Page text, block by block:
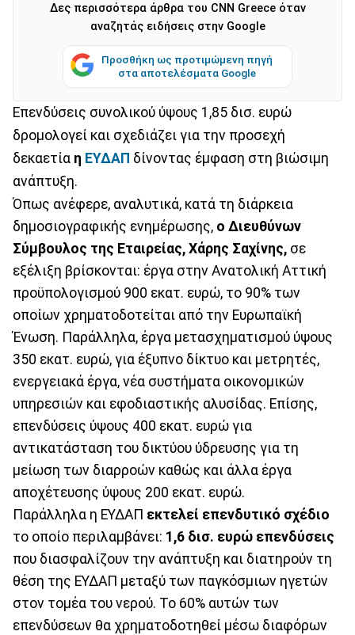
Δες περισσότερα άρθρα του CNN Greece όταν
αναζητάς ειδήσεις στην Google
Προσθήκη ως προτιμώμενη πηγή
στα αποτελέσματα Google
Eπενδύσεις συνολικού ύψους 1,85 δισ. ευρώ
δρομολογεί και σχεδιάζει για την προσεχή
δεκαετία η ΕΥΔΑΠ δίνοντας έμφαση στη βιώσιμη
ανάπτυξη.
Όπως ανέφερε, αναλυτικά, κατά τη διάρκεια
δημοσιογραφικής ενημέρωσης, ο Διευθύνων
Σύμβουλος της Εταιρείας, Χάρης Σαχίνης, σε
εξέλιξη βρίσκονται: έργα στην Ανατολική Αττική
προϋπολογισμού 900 εκατ. ευρώ, το 90% των
οποίων χρηματοδοτείται από την Ευρωπαϊκή
Ένωση. Παράλληλα, έργα μετασχηματισμού ύψους
350 εκατ. ευρώ, για έξυπνο δίκτυο και μετρητές,
ενεργειακά έργα, νέα συστήματα οικονομικών
υπηρεσιών και εφοδιαστικής αλυσίδας. Επίσης,
επενδύσεις ύψους 400 εκατ. ευρώ για
αντικατάσταση του δικτύου ύδρευσης για τη
μείωση των διαρροών καθώς και άλλα έργα
αποχέτευσης ύψους 200 εκατ. ευρώ.
Παράλληλα η ΕΥΔΑΠ εκτελεί επενδυτικό σχέδιο
το οποίο περιλαμβάνει: 1,6 δισ. ευρώ επενδύσεις
που διασφαλίζουν την ανάπτυξη και διατηρούν τη
θέση της ΕΥΔΑΠ μεταξύ των παγκόσμιων ηγετών
στον τομέα του νερού. Το 60% αυτών των
επενδύσεων θα χρηματοδοτηθεί μέσω διαφόρων